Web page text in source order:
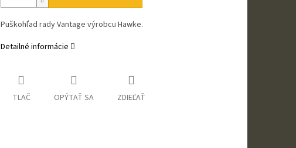
Puškohľad rady Vantage výrobcu Hawke.
Detailné informácie
TLAČ OPÝTAŤ SA ZDIEĽAŤ